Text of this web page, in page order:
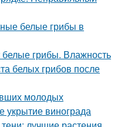
белые грибы в
грибы. Влажность
белых грибов после
молодых
укрытие винограда